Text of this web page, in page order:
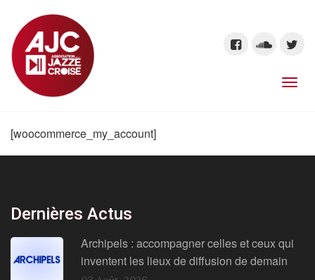
[woocommerce_my_account]
Dernières Actus
Archipels : accompagner celles et ceux qui
inventent les lieux de diffusion de demain